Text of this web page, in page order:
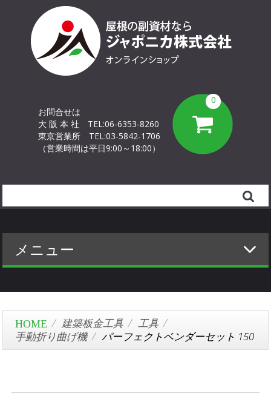
お問合せは
大 阪 本 社 TEL:06-6353-8260
東京営業所 TEL:03-5842-1706
（営業時間は平日9:00～18:00）
0
メニュー
建築板金工具
工具
手動折り曲げ機
パーフェクトベンダーセット 150